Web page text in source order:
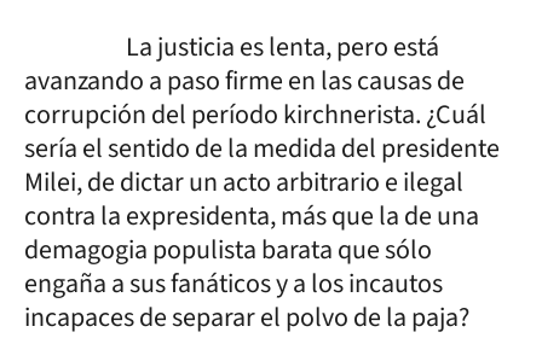
La justicia es lenta, pero está
avanzando a paso firme en las causas de
corrupción del período kirchnerista. ¿Cuál
sería el sentido de la medida del presidente
Milei, de dictar un acto arbitrario e ilegal
contra la expresidenta, más que la de una
demagogia populista barata que sólo
engaña a sus fanáticos y a los incautos
incapaces de separar el polvo de la paja?